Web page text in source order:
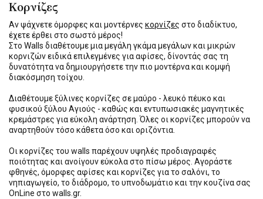
Κορνίζες
Αν ψάχνετε όμορφες και μοντέρνες κορνίζες στο διαδίκτυο,
έχετε έρθει στο σωστό μέρος!
Στο Walls διαθέτουμε μια μεγάλη γκάμα μεγάλων και μικρών
κορνιζών ειδικά επιλεγμένες για αφίσες, δίνοντάς σας τη
δυνατότητα να δημιουργήσετε την πιο μοντέρνα και κομψή
διακόσμηση τοίχου.
Διαθέτουμε ξύλινες κορνίζες σε μαύρο - λευκό πέυκο και
φυσικού ξύλου Αγιούς - καθώς και εντυπωσιακές μαγνητικές
κρεμάστρες για εύκολη ανάρτηση. Όλες οι κορνίζες μπορούν να
αναρτηθούν τόσο κάθετα όσο και οριζόντια.
Οι κορνίζες του walls παρέχουν υψηλές προδιαγραφές
ποιότητας και ανοίγουν εύκολα στο πίσω μέρος. Αγοράστε
φθηνές, όμορφες αφίσες και κορνίζες για το σαλόνι, το
νηπιαγωγείο, το διάδρομο, το υπνοδωμάτιο και την κουζίνα σας
OnLine στο walls.gr.